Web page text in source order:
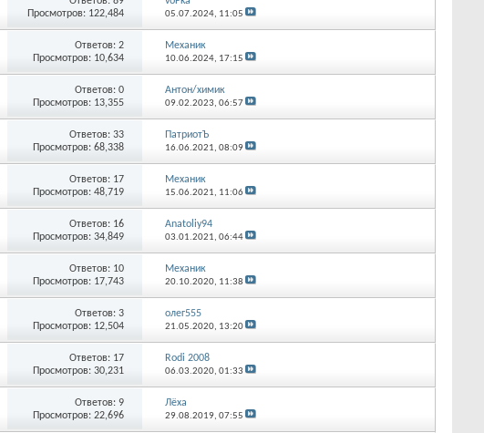
Просмотров: 122,484
05.07.2024, 11:05
Ответов:2
Просмотров: 10,634
Механик
10.06.2024, 17:15
Ответов:0
Просмотров: 13,355
Антон/химик
09.02.2023, 06:57
Ответов:33
Просмотров: 68,338
ПатриотЪ
16.06.2021, 08:09
Ответов: 17
Просмотров: 48,719
Механик
15.06.2021, 11:06
Ответов: 16
Просмотров: 34,849
Anatoliy94
03.01.2021, 06:44
Ответов: 10
Просмотров: 17,743
Механик
20.10.2020, 11:38
Ответов:3
Просмотров: 12,504
олег555
21.05.2020, 13:20
Ответов: 17
Просмотров: 30,231
Rodi 2008
06.03.2020, 01:33
Ответов:9
Просмотров: 22,696
Лёха
29.08.2019, 07:55